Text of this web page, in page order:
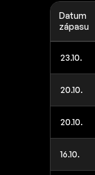
Datum
zápasu
23.10.
20.10.
20.10.
16.10.